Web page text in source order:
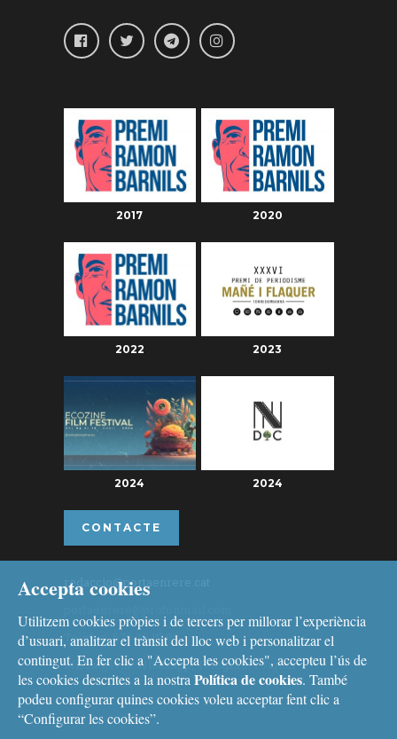
2017 2020
2022 2023
2024 2024
CONTACTE
redaccio@portaenrere.cat
Telèfon: 626 26 19 93
Missatgeria: Whatsapp, Telegram i Signal
Accepta cookies
Utilitzem cookies pròpies i de tercers per millorar l’experiència
d’usuari, analitzar el trànsit del lloc web i personalitzar el
contingut. En fer clic a "Accepta les cookies", accepteu l’ús de
les cookies descrites a la nostra Política de cookies. També
podeu configurar quines cookies voleu acceptar fent clic a
“Configurar les cookies”.